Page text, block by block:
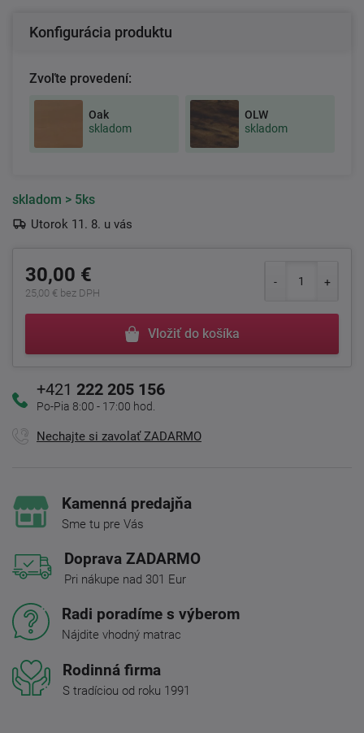
Konfigurácia produktu
Zvoľte provedení:
Oak
skladom
OLW
skladom
skladom > 5ks
Utorok 11. 8. u vás
30,00 €
25,00 € bez DPH
Vložiť do košíka
+421 222 205 156
Po-Pia 8:00 - 17:00 hod.
Nechajte si zavolať ZADARMO
Kamenná predajňa
Sme tu pre Vás
Doprava ZADARMO
Pri nákupe nad 301 Eur
Radi poradíme s výberom
Nájdite vhodný matrac
Rodinná firma
S tradíciou od roku 1991